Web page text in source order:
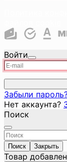
Войти
Забыли
Нет аккаунта?
Поиск
Поиск Закрыть
Товар